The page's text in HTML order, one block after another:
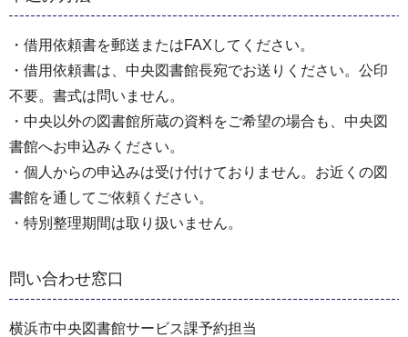
・借用依頼書を郵送またはFAXしてください。
・借用依頼書は、中央図書館長宛でお送りください。公印
不要。書式は問いません。
・中央以外の図書館所蔵の資料をご希望の場合も、中央図
書館へお申込みください。
・個人からの申込みは受け付けておりません。お近くの図
書館を通してご依頼ください。
・特別整理期間は取り扱いません。
問い合わせ窓口
横浜市中央図書館サービス課予約担当